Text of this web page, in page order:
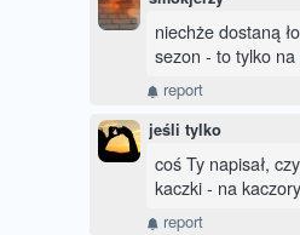
niechże dostaną
sezon - to tylko na
report
jeśli tylko
coś Ty napisał,
kaczki - na
report